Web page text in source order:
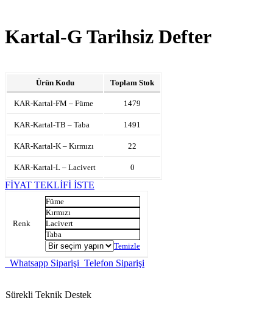
Kartal-G Tarihsiz Defter
Ürün Kodu Toplam Stok
KAR-Kartal-FM – Füme 1479
KAR-Kartal-TB – Taba 1491
KAR-Kartal-K – Kırmızı 22
KAR-Kartal-L – Lacivert 0
FİYAT TEKLİFİ İSTE
Renk
Füme
Kırmızı
Lacivert
Taba
Temizle
Whatsapp Siparişi Telefon Siparişi
Sürekli Teknik Destek